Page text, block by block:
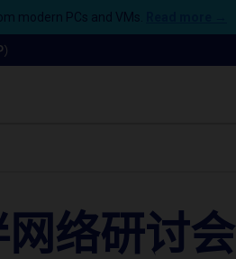
modern PCs and VMs.
络研讨会